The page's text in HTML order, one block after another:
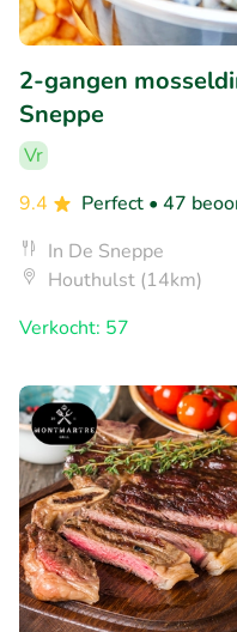
2-gangen
Sneppe
Vr
9.4
Perfect • 47
In De Sneppe
Houthulst (14km)
Verkocht: 57